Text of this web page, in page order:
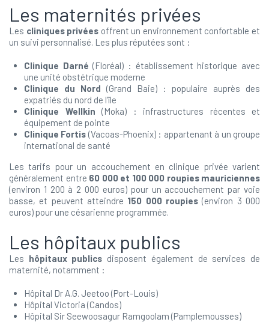
Les maternités privées
Les cliniques privées offrent un environnement confortable et
un suivi personnalisé. Les plus réputées sont :
Clinique Darné (Floréal) : établissement historique avec
une unité obstétrique moderne
Clinique du Nord (Grand Baie) : populaire auprès des
expatriés du nord de l’île
Clinique Wellkin (Moka) : infrastructures récentes et
équipement de pointe
Clinique Fortis (Vacoas-Phoenix) : appartenant à un groupe
international de santé
Les tarifs pour un accouchement en clinique privée varient
généralement entre 60 000 et 100 000 roupies mauriciennes
(environ 1 200 à 2 000 euros) pour un accouchement par voie
basse, et peuvent atteindre 150 000 roupies (environ 3 000
euros) pour une césarienne programmée.
Les hôpitaux publics
Les hôpitaux publics disposent également de services de
maternité, notamment :
Hôpital Dr A.G. Jeetoo (Port-Louis)
Hôpital Victoria (Candos)
Hôpital Sir Seewoosagur Ramgoolam (Pamplemousses)